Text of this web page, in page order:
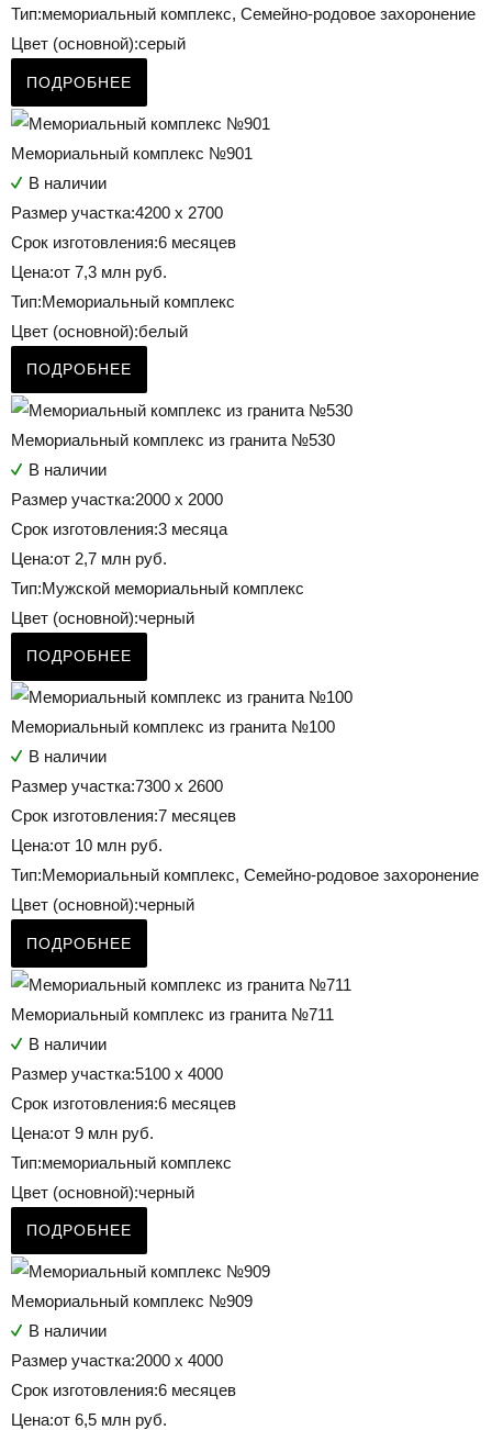
Тип:мемориальный комплекс, Семейно-родовое захоронение
Цвет (основной):серый
ПОДРОБНЕЕ
Мемориальный комплекс №901
В наличии
Размер участка:4200 x 2700
Срок изготовления:6 месяцев
Цена:от 7,3 млн руб.
Тип:Мемориальный комплекс
Цвет (основной):белый
ПОДРОБНЕЕ
Мемориальный комплекс из гранита №530
В наличии
Размер участка:2000 х 2000
Срок изготовления:3 месяца
Цена:от 2,7 млн руб.
Тип:Мужской мемориальный комплекс
Цвет (основной):черный
ПОДРОБНЕЕ
Мемориальный комплекс из гранита №100
В наличии
Размер участка:7300 х 2600
Срок изготовления:7 месяцев
Цена:от 10 млн руб.
Тип:Мемориальный комплекс, Семейно-родовое захоронение
Цвет (основной):черный
ПОДРОБНЕЕ
Мемориальный комплекс из гранита №711
В наличии
Размер участка:5100 х 4000
Срок изготовления:6 месяцев
Цена:от 9 млн руб.
Тип:мемориальный комплекс
Цвет (основной):черный
ПОДРОБНЕЕ
Мемориальный комплекс №909
В наличии
Размер участка:2000 х 4000
Срок изготовления:6 месяцев
Цена:от 6,5 млн руб.